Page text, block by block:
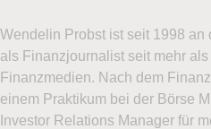
Wendelin Probst ist seit 1998 an
als Finanzjournalist seit mehr
Finanzmedien. Nach dem
einem Praktikum bei der Börse
Investor Relations Manager für